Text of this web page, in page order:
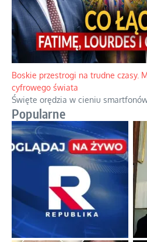
Papieskie innowacje w tradycyjnym
Gorący dylemat medytacji nad